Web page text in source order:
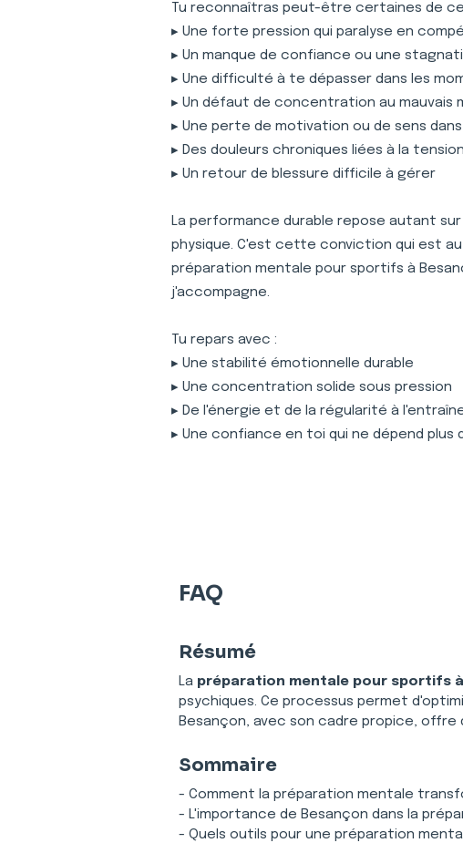
Tu reconnaîtras peut-être certaines de
▸ Une forte pression qui paralyse en
▸ Un manque de confiance ou une
▸ Une difficulté à te dépasser dans les
▸ Un défaut de concentration au mauvais
▸ Une perte de motivation ou de sens
▸ Des douleurs chroniques liées à la
▸ Un retour de blessure difficile à gérer
La performance durable repose autant
physique. C'est cette conviction qui est
préparation mentale pour sportifs à
j'accompagne.
Tu repars avec :
▸ Une stabilité émotionnelle durable
▸ Une concentration solide sous pression
▸ De l'énergie et de la régularité à
▸ Une confiance en toi qui ne dépend plus
FAQ
Résumé
La préparation mentale pour sportifs
psychiques. Ce processus permet
Besançon, avec son cadre propice,
Sommaire
- Comment la préparation mentale
- L'importance de Besançon dans la
- Quels outils pour une préparation